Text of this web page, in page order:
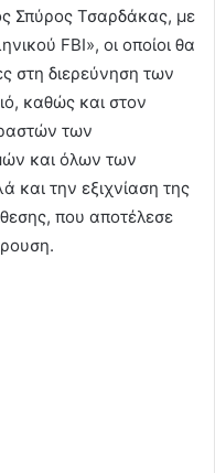
Σπύρος Τσαρδάκας, με
FBI», οι οποίοι θα
στη διερεύνηση των
καθώς και στον
των
και όλων των
και την εξιχνίαση της
που αποτέλεσε